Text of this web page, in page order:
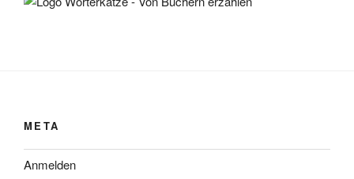
META
Anmelden